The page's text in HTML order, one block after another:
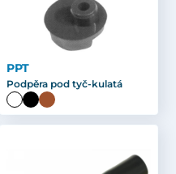
PPT
Podpěra pod tyč-kulatá